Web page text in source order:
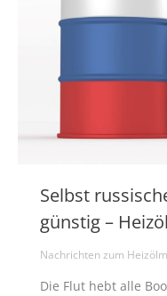
Selbst
günstig –
Nachrichten zum
Die Flut hebt alle